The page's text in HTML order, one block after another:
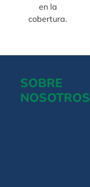
en la
cobertura.
SOBRE
NOSOTROS